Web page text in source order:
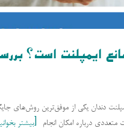
مانع ایمپلنت است؟
دندان یکی از موفق‌ترین روش‌های
متعددی درباره امکان انجام
بیشتر